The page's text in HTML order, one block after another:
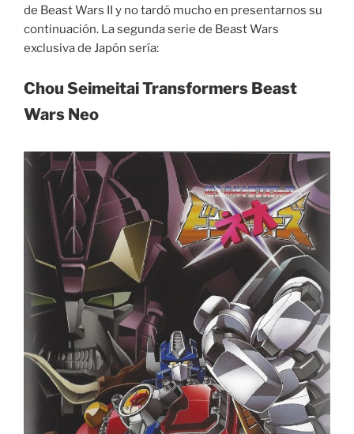
de Beast Wars II y no tardó mucho en presentarnos su
continuación. La segunda serie de Beast Wars
exclusiva de Japón sería:
Chou Seimeitai Transformers Beast
Wars Neo